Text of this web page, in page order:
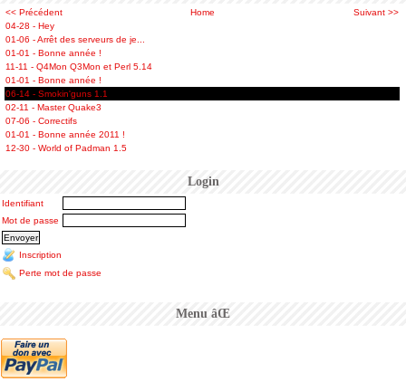
Menu âŒ
<< Précédent Home
Suivant >>
04-28 - Hey
01-06 - Arrêt des serveurs de je...
01-01 - Bonne année !
11-11 - Q4Mon Q3Mon et Perl 5.14
01-01 - Bonne année !
06-14 - Smokin'guns 1.1
02-11 - Master Quake3
07-06 - Correctifs
01-01 - Bonne année 2011 !
12-30 - World of Padman 1.5
Login
Identifiant
Mot de passe
Inscription
Perte mot de passe